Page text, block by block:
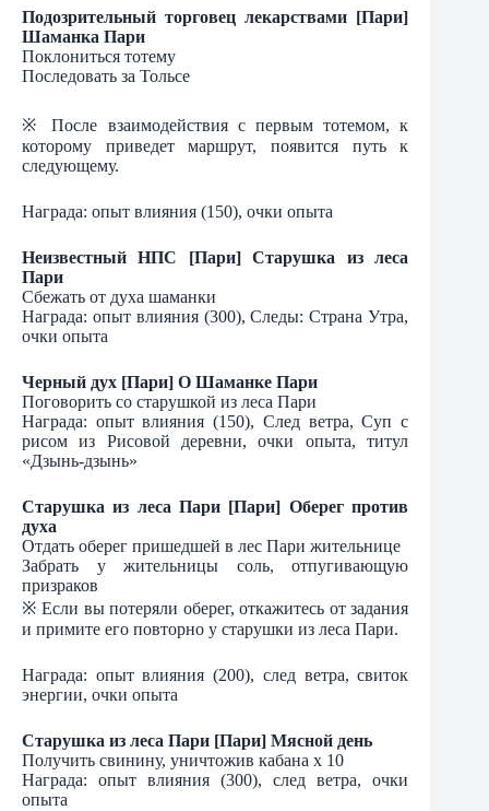
Подозрительный торговец лекарствами [Пари]
Шаманка Пари
Поклониться тотему
Последовать за Тольсе
※ После взаимодействия с первым тотемом, к
которому приведет маршрут, появится путь к
следующему.
Награда: опыт влияния (150), очки опыта
Неизвестный НПС [Пари] Старушка из леса
Пари
Сбежать от духа шаманки
Награда: опыт влияния (300), Следы: Страна Утра,
очки опыта
Черный дух [Пари] О Шаманке Пари
Поговорить со старушкой из леса Пари
Награда: опыт влияния (150), След ветра, Суп с
рисом из Рисовой деревни, очки опыта, титул
«Дзынь-дзынь»
Старушка из леса Пари [Пари] Оберег против
духа
Отдать оберег пришедшей в лес Пари жительнице
Забрать у жительницы соль, отпугивающую
призраков
※ Если вы потеряли оберег, откажитесь от задания
и примите его повторно у старушки из леса Пари.
Награда: опыт влияния (200), след ветра, свиток
энергии, очки опыта
Старушка из леса Пари [Пари] Мясной день
Получить свинину, уничтожив кабана х 10
Награда: опыт влияния (300), след ветра, очки
опыта